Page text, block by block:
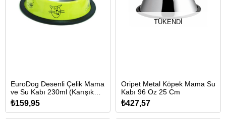
EuroDog Desenli Çelik Mama
ve Su Kabı 230ml (Karışık
Renkli)
₺159,95
TÜKENDI
Oripet Metal Köpek Mama Su
Kabı 96 Oz 25 Cm
₺427,57